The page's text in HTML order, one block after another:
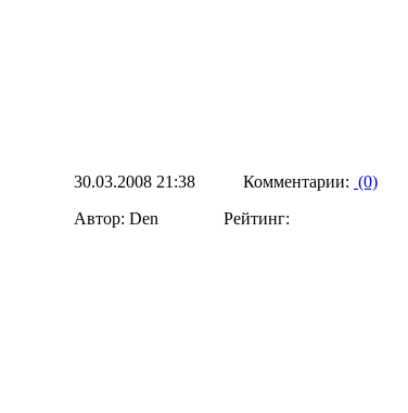
30.03.2008 21:38 Комментарии: (0)
Автор: Den Рейтинг: